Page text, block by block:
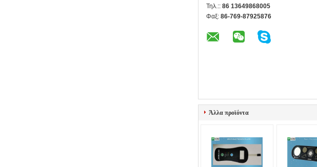
Τηλ.:: 86 13649868005
Φαξ: 86-769-87925876
Άλλα προϊόντα